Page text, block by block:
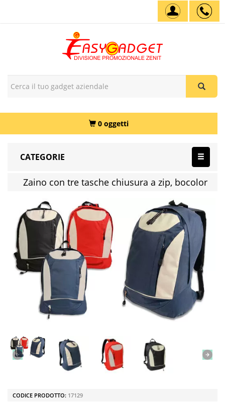
0 oggetti
CATEGORIE
Zaino con tre tasche chiusura a zip, bocolor
CODICE PRODOTTO: 17129